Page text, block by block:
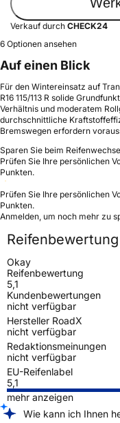
Verkauf durch CHECK24
6 Optionen ansehen
Auf einen Blick
Für den Wintereinsatz auf
R16 115/113 R solide
Verhältnis und moderatem
durchschnittliche
Bremswegen erfordern
Sparen Sie beim
Prüfen Sie Ihre persönlichen
Punkten.
Prüfen Sie Ihre persönlichen
Punkten.
Anmelden, um noch mehr zu
Reifenbewertung
Okay
Reifenbewertung
5,1
Kundenbewertungen
nicht verfügbar
Hersteller RoadX
nicht verfügbar
Redaktionsmeinungen
nicht verfügbar
EU-Reifenlabel
5,1
mehr anzeigen
Wie kann ich Ihnen